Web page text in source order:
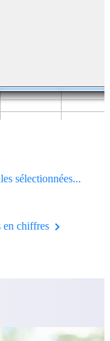
sélectionnées...
en chiffres